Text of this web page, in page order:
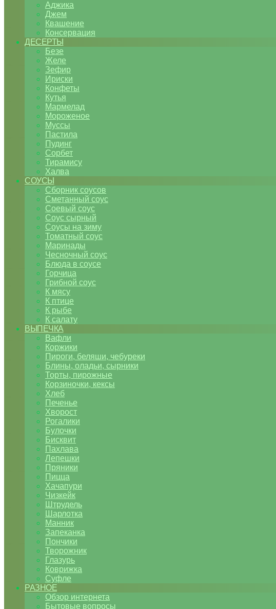
Аджика
Джем
Квашение
Консервация
ДЕСЕРТЫ
Безе
Желе
Зефир
Ириски
Конфеты
Кутья
Мармелад
Мороженое
Муссы
Пастила
Пудинг
Сорбет
Тирамису
Халва
СОУСЫ
Сборник соусов
Сметанный соус
Соевый соус
Соус сырный
Соусы на зиму
Томатный соус
Маринады
Чесночный соус
Блюда в соусе
Горчица
Грибной соус
К мясу
К птице
К рыбе
К салату
ВЫПЕЧКА
Вафли
Коржики
Пироги, беляши, чебуреки
Блины, оладьи, сырники
Торты, пирожные
Корзиночки, кексы
Хлеб
Печенье
Хворост
Рогалики
Булочки
Бисквит
Пахлава
Лепешки
Пряники
Пицца
Хачапури
Чизкейк
Штрудель
Шарлотка
Манник
Запеканка
Пончики
Творожник
Глазурь
Коврижка
Суфле
РАЗНОЕ
Обзор интернета
Бытовые вопросы